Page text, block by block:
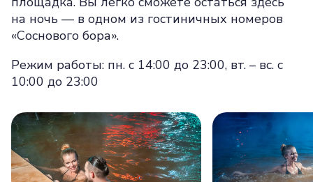
на ночь — в одном из гостиничных номеров
«Соснового бора».
Режим работы: пн. с 14:00 до 23:00, вт. – вс. с
10:00 до 23:00